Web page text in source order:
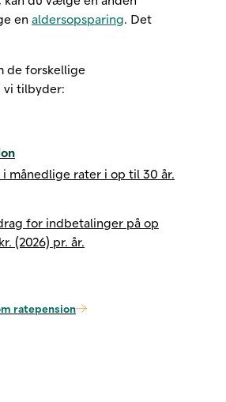
en aldersopsparing. Det
de forskellige
vi tilbyder:
i månedlige rater i op til 30 år.
for indbetalinger på op
(2026) pr. år.
ratepension